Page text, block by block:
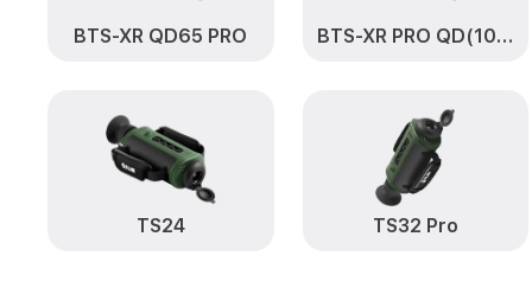
BTS-XR QD65 PRO BTS-XR PRO QD(100)
TS24 TS32 Pro